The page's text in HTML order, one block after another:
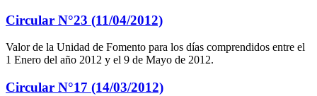
Circular N°23 (11/04/2012)
Valor de la Unidad de Fomento para los días comprendidos entre el
1 Enero del año 2012 y el 9 de Mayo de 2012.
Circular N°17 (14/03/2012)